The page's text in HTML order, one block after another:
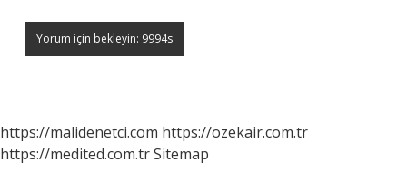
https://malidenetci.com https://ozekair.com.tr
https://medited.com.trSitemap